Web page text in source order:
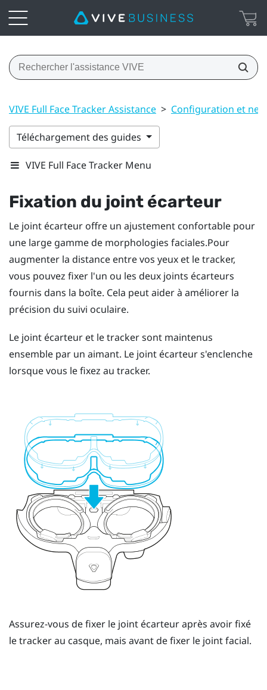
VIVE Full Face Tracker Assistance > Configuration et
Téléchargement des guides
VIVE Full Face Tracker Menu
Fixation du joint écarteur
Le joint écarteur offre un ajustement confortable pour
une large gamme de morphologies faciales.Pour
augmenter la distance entre vos yeux et le tracker,
vous pouvez fixer l'un ou les deux joints écarteurs
fournis dans la boîte. Cela peut aider à améliorer la
précision du suivi oculaire.
Le joint écarteur et le tracker sont maintenus
ensemble par un aimant. Le joint écarteur s'enclenche
lorsque vous le fixez au tracker.
Assurez-vous de fixer le joint écarteur après avoir fixé
le tracker au casque, mais avant de fixer le joint facial.